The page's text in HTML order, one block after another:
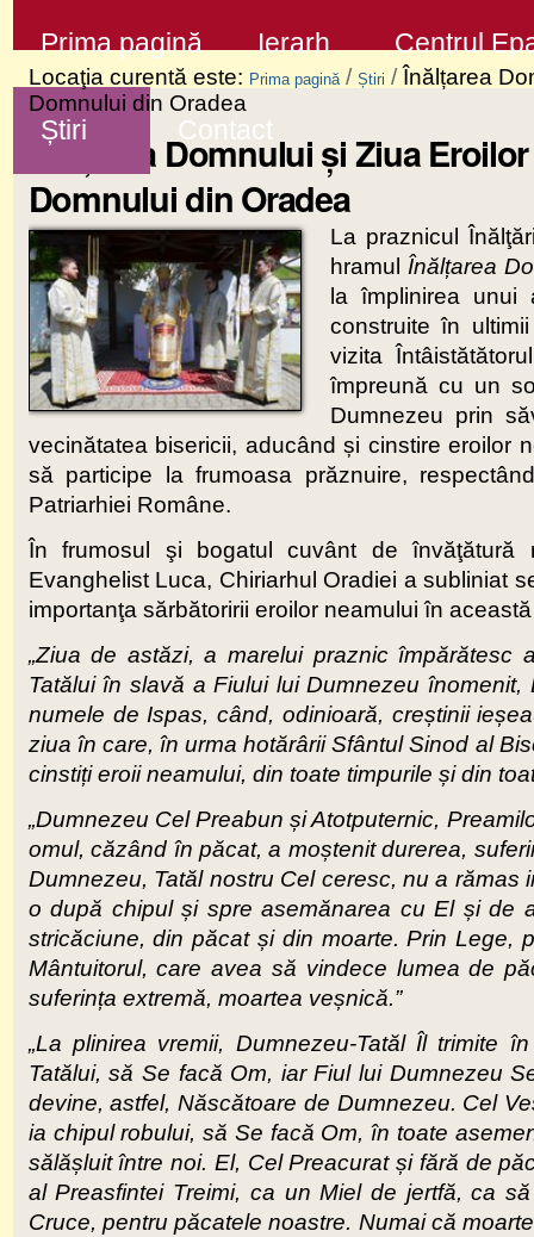
la
conţinut
Sari
la
navigare
Prima pagină Ierarh Centrul
Știri Contact
Locaţia curentă este: Prima pagină / Știri /Înălțarea
Domnului din Oradea
Înălțarea Domnului și Ziua
Domnului din Oradea
La praznicul
hramul Înălțarea
la împlinirea
construite în
vizita
împreună cu un
Dumnezeu prin
vecinătatea bisericii, aducând și cinstire eroilor
să participe la frumoasa prăznuire,
Patriarhiei Române.
În frumosul şi bogatul cuvânt de învăţătură
Evanghelist Luca, Chiriarhul Oradiei a subliniat
importanţa sărbătoririi eroilor neamului în
„Ziua de astăzi, a marelui praznic
Tatălui în slavă a Fiului lui Dumnezeu
numele de Ispas, când, odinioară, creștinii
ziua în care, în urma hotărârii Sfântul Sinod al
cinstiți eroii neamului, din toate timpurile și din
„Dumnezeu Cel Preabun și Atotputernic,
omul, căzând în păcat, a moștenit durerea,
Dumnezeu, Tatăl nostru Cel ceresc, nu a rămas
o după chipul și spre asemănarea cu El și de
stricăciune, din păcat și din moarte. Prin Lege,
Mântuitorul, care avea să vindece lumea de
suferința extremă, moartea veșnică.”
„La plinirea vremii, Dumnezeu-Tatăl Îl trimite
Tatălui, să Se facă Om, iar Fiul lui Dumnezeu
devine, astfel, Născătoare de Dumnezeu. Cel
ia chipul robului, să Se facă Om, în toate
sălășluit între noi. El, Cel Preacurat și fără de
al Preasfintei Treimi, ca un Miel de jertfă, ca
Cruce, pentru păcatele noastre. Numai că